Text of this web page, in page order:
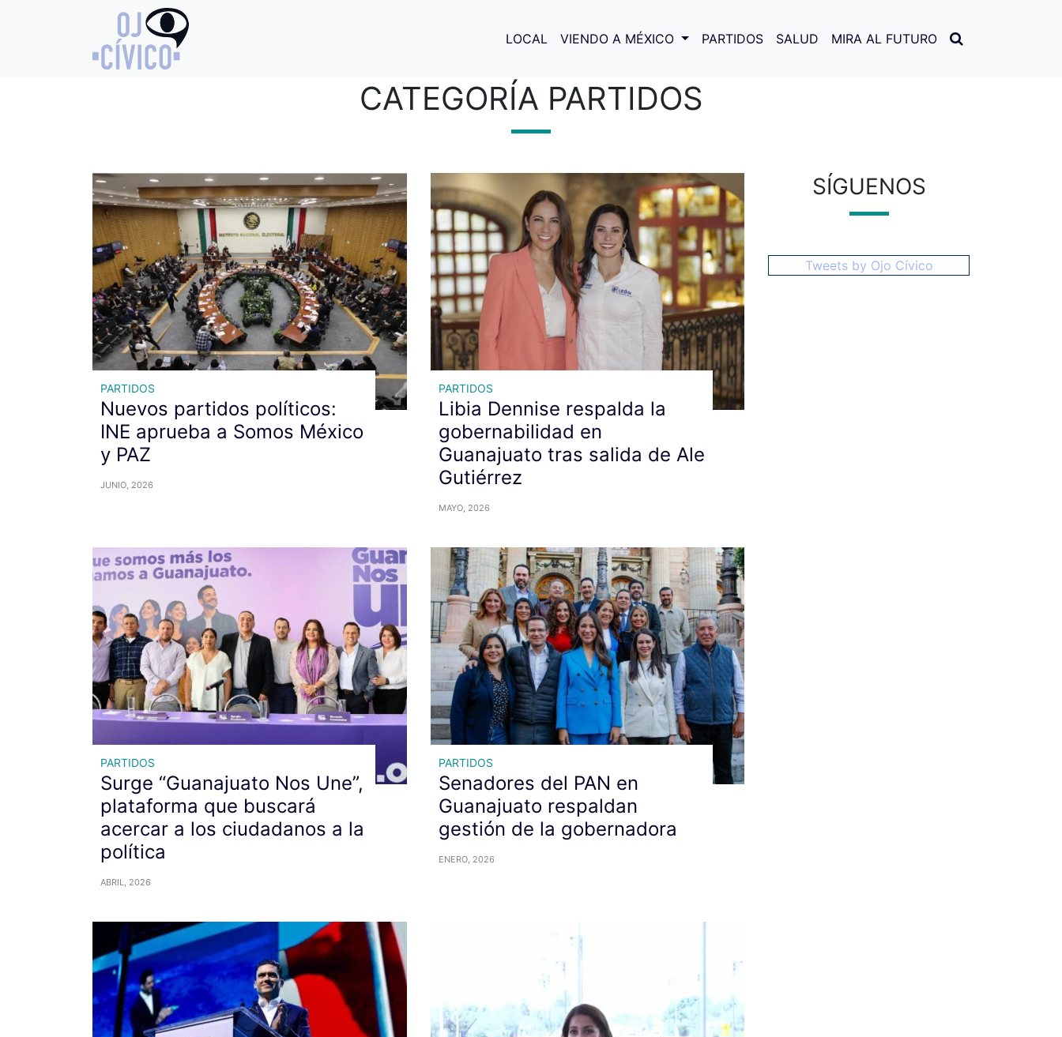
LOCAL VIENDO A MÉXICO PARTIDOS SALUD MIRA AL FUTURO
CATEGORÍA PARTIDOS
PARTIDOS
Nuevos partidos políticos:
INE aprueba a Somos México
y PAZ
JUNIO, 2026
PARTIDOS
Libia Dennise respalda la
gobernabilidad en
Guanajuato tras salida de Ale
Gutiérrez
MAYO, 2026
PARTIDOS
Surge “Guanajuato Nos Une”,
plataforma que buscará
acercar a los ciudadanos a la
política
ABRIL, 2026
PARTIDOS
Senadores del PAN en
Guanajuato respaldan
gestión de la gobernadora
ENERO, 2026
SÍGUENOS
Tweets by Ojo Cívico